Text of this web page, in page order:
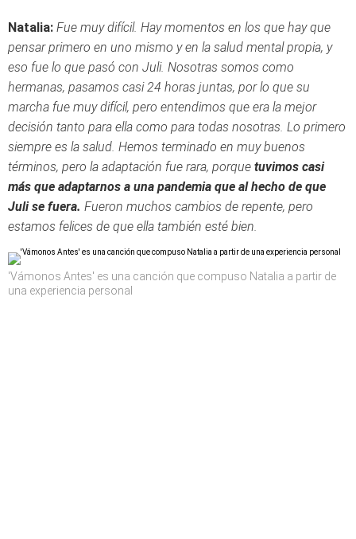
Natalia: Fue muy difícil. Hay momentos en los que hay que
pensar primero en uno mismo y en la salud mental propia, y
eso fue lo que pasó con Juli. Nosotras somos como
hermanas, pasamos casi 24 horas juntas, por lo que su
marcha fue muy difícil, pero entendimos que era la mejor
decisión tanto para ella como para todas nosotras. Lo primero
siempre es la salud. Hemos terminado en muy buenos
términos, pero la adaptación fue rara, porque tuvimos casi
más que adaptarnos a una pandemia que al hecho de que
Juli se fuera. Fueron muchos cambios de repente, pero
estamos felices de que ella también esté bien.
'Vámonos Antes' es una canción que compuso Natalia a partir de
una experiencia personal